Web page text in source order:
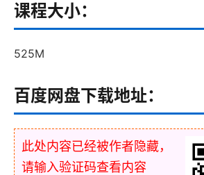
课程大小：
525M
百度网盘下载地址：
此处内容已经被作者隐藏，
请输入验证码查看内容